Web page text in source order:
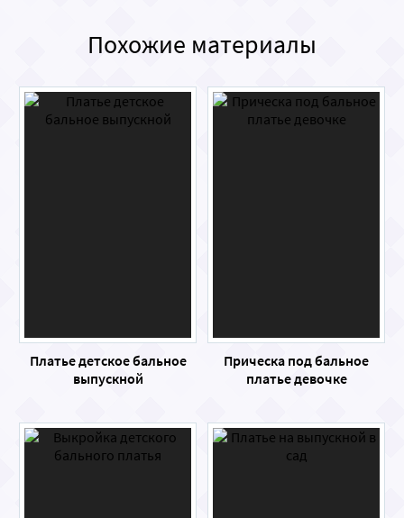
Похожие материалы
Платье детское бальное
выпускной
Прическа под бальное
платье девочке